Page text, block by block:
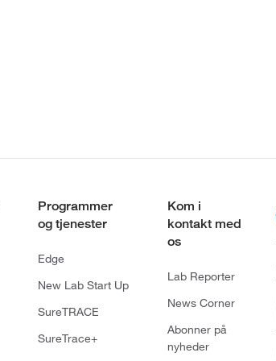
Programmer
og tjenester
Edge
New Lab Start Up
SureTRACE
SureTrace+
Kom i
kontakt med
os
Lab Reporter
News Corner
Abonner på
nyheder